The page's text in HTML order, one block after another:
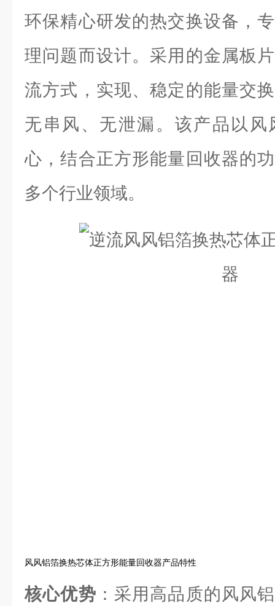
环保精心研发的热交换设备，
理问题而设计。采用的金属板
流方式，实现、稳定的能量交
无串风、无泄漏。该产品以
心，结合正方形能量回收器的
多个行业领域。
风风铝箔换热芯体正方形能量回收器产品特性
核心优势 ：采用高品质的风风